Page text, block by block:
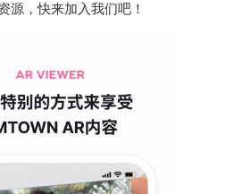
源，快来加入我们吧！